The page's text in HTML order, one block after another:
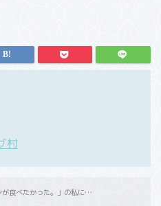
村
が食べたかった。」の私に…